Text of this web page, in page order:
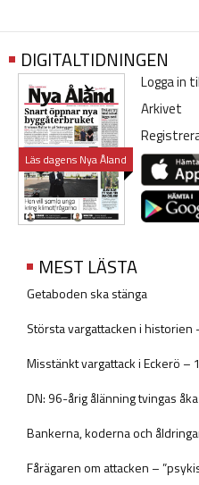
DIGITALTIDNINGEN
Läs dagens Nya Åland
Logga in
Arkivet
MEST LÄSTA
Getaboden ska stänga
Största vargattacken i historien
Misstänkt vargattack i Eckerö –
DN: 96-årig ålänning tvingas
Bankerna, koderna och
Fårägaren om attacken –